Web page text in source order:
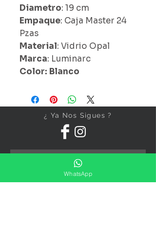
Diametro: 19 cm
Empaque: Caja Master 24
Pzas
Material: Vidrio Opal
Marca: Luminarc
Color: Blanco
¿ Ya Nos Sigues ?
Suscríbete ahora
WhatsApp